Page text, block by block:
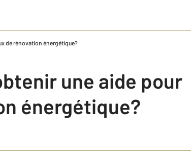
de rénovation énergétique?
une aide pour
énergétique?